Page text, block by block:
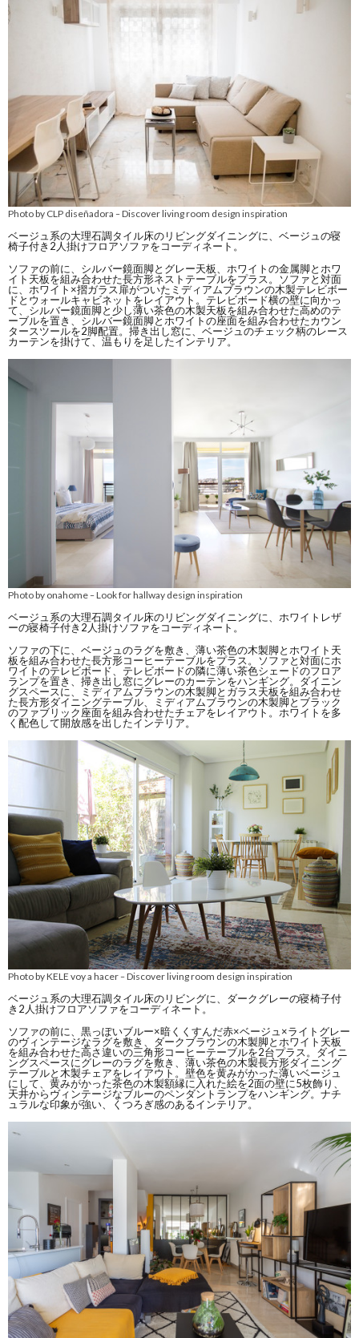
Photo by CLP diseñadora –Discover living room design inspiration
ベージュ系の大理石調タイル床のリビングダイニングに、ベージュの寝
椅子付き2人掛けフロアソファをコーディネート。
ソファの前に、シルバー鏡面脚とグレー天板、ホワイトの金属脚とホワ
イト天板を組み合わせた長方形ネストテーブルをプラス。ソファと対面
に、ホワイト×摺ガラス扉がついたミディアムブラウンの木製テレビボー
ドとウォールキャビネットをレイアウト。テレビボード横の壁に向かっ
て、シルバー鏡面脚と少し薄い茶色の木製天板を組み合わせた高めのテ
ーブルを置き、シルバー鏡面脚とホワイトの座面を組み合わせたカウン
タースツールを2脚配置。掃き出し窓に、ベージュのチェック柄のレース
カーテンを掛けて、温もりを足したインテリア。
Photo by onahome–Look for hallway design inspiration
ベージュ系の大理石調タイル床のリビングダイニングに、ホワイトレザ
ーの寝椅子付き2人掛けソファをコーディネート。
ソファの下に、ベージュのラグを敷き、薄い茶色の木製脚とホワイト天
板を組み合わせた長方形コーヒーテーブルをプラス。ソファと対面にホ
ワイトのテレビボード、テレビボードの隣に薄い茶色シェードのフロア
ランプを置き、掃き出し窓にグレーのカーテンをハンギング。ダイニン
グスペースに、ミディアムブラウンの木製脚とガラス天板を組み合わせ
た長方形ダイニングテーブル、ミディアムブラウンの木製脚とブラック
のファブリック座面を組み合わせたチェアをレイアウト。ホワイトを多
く配色して開放感を出したインテリア。
Photo by KELE voy a hacer–Discover living room design inspiration
ベージュ系の大理石調タイル床のリビングに、ダークグレーの寝椅子付
き2人掛けフロアソファをコーディネート。
ソファの前に、黒っぽいブルー×暗くくすんだ赤×ベージュ×ライトグレー
のヴィンテージなラグを敷き、ダークブラウンの木製脚とホワイト天板
を組み合わせた高さ違いの三角形コーヒーテーブルを2台プラス。ダイニ
ングスペースにグレーのラグを敷き、薄い茶色の木製長方形ダイニング
テーブルと木製チェアをレイアウト。壁色を黄みがかった薄いベージュ
にして、黄みがかった茶色の木製額縁に入れた絵を2面の壁に5枚飾り、
天井からヴィンテージなブルーのペンダントランプをハンギング。ナチ
ュラルな印象が強い、くつろぎ感のあるインテリア。